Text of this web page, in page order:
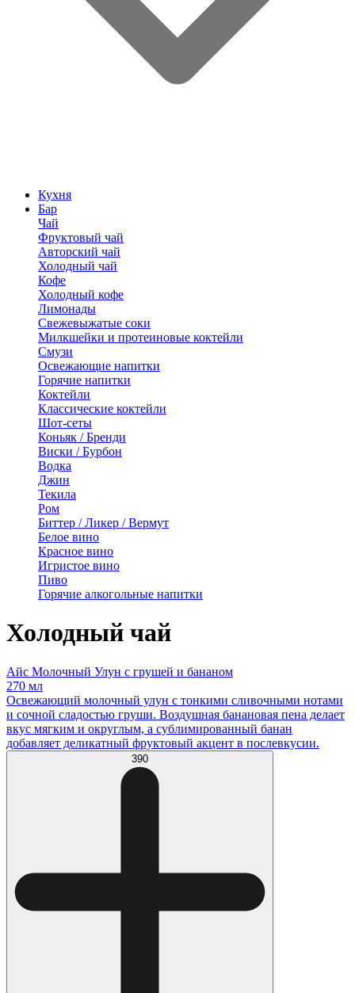
Кухня
Бар
Чай
Фруктовый чай
Авторский чай
Холодный чай
Кофе
Холодный кофе
Лимонады
Свежевыжатые соки
Милкшейки и протеиновые коктейли
Смузи
Освежающие напитки
Горячие напитки
Коктейли
Классические коктейли
Шот-сеты
Коньяк / Бренди
Виски / Бурбон
Водка
Джин
Текила
Ром
Биттер / Ликер / Вермут
Белое вино
Красное вино
Игристое вино
Пиво
Горячие алкогольные напитки
Холодный чай
Айс Молочный Улун с грушей и бананом
270 мл
Освежающий молочный улун с тонкими сливочными нотами
и сочной сладостью груши. Воздушная банановая пена делает
вкус мягким и округлым, а сублимированный банан
добавляет деликатный фруктовый акцент в послевкусии.
390